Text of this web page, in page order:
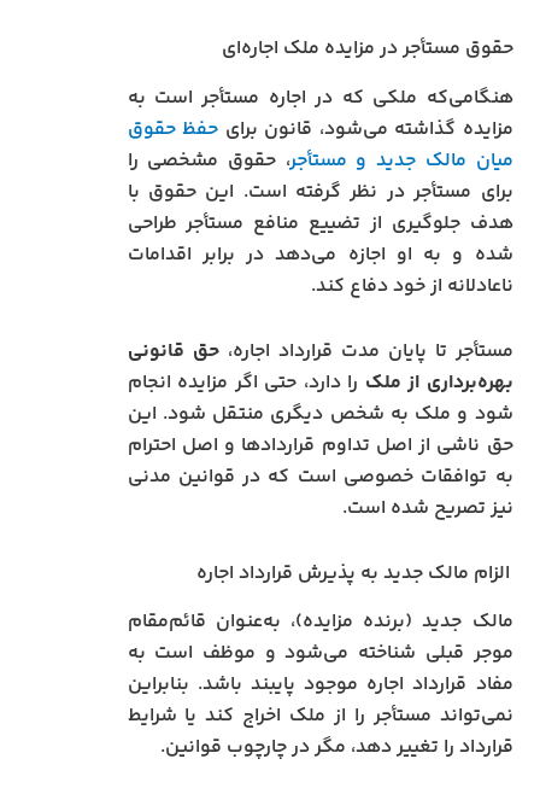
حقوق مستأجر در مزایده ملک اجاره‌ای
هنگامی‌که ملکی که در اجاره مستأجر است به
مزایده گذاشته می‌شود، قانون برای حفظ حقوق
میان مالک جدید و مستأجر، حقوق مشخصی را
برای مستأجر در نظر گرفته است. این حقوق با
هدف جلوگیری از تضییع منافع مستأجر طراحی
شده و به او اجازه می‌دهد در برابر اقدامات
ناعادلانه از خود دفاع کند.
مستأجر تا پایان مدت قرارداد اجاره،حق قانونی
بهره‌برداری از ملک را دارد، حتی اگر مزایده انجام
شود و ملک به شخص دیگری منتقل شود. این
حق ناشی از اصل تداوم قراردادها و اصل احترام
به توافقات خصوصی است که در قوانین مدنی
نیز تصریح شده است.
الزام مالک جدید به پذیرش قرارداد اجاره
مالک جدید (برنده مزایده)، به‌عنوان قائم‌مقام
موجر قبلی شناخته می‌شود و موظف است به
مفاد قرارداد اجاره موجود پایبند باشد. بنابراین
نمی‌تواند مستأجر را از ملک اخراج کند یا شرایط
قرارداد را تغییر دهد، مگر در چارچوب قوانین.